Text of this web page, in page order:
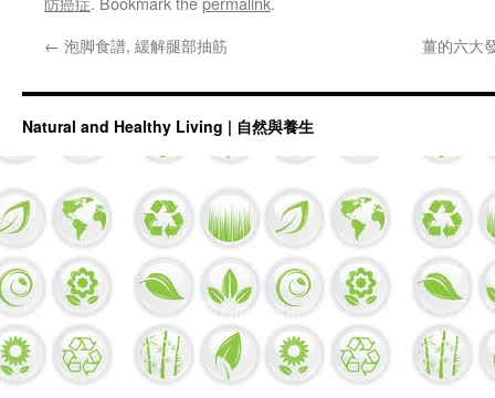
← 泡脚食譜, 緩解腿部抽筋 薑的六大
Natural and Healthy Living | 自然與養生